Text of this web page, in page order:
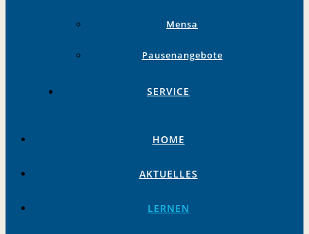
Mensa
Pausenangebote
SERVICE
HOME
AKTUELLES
LERNEN